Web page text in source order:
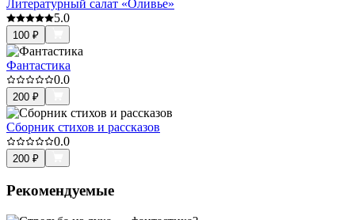
Литературный салат «Оливье»
5.0
100 ₽
Фантастика
0.0
200 ₽
Сборник стихов и рассказов
0.0
200 ₽
Рекомендуемые